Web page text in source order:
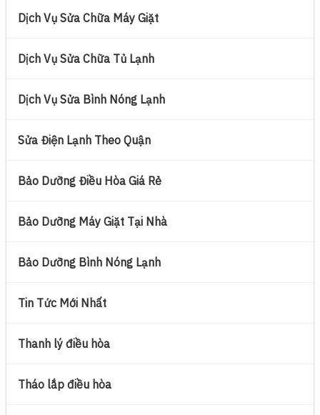
Dịch Vụ Sửa Chữa Máy Giặt
Dịch Vụ Sửa Chữa Tủ Lạnh
Dịch Vụ Sửa Bình Nóng Lạnh
Sửa Điện Lạnh Theo Quận
Bảo Dưỡng Điều Hòa Giá Rẻ
Bảo Dưỡng Máy Giặt Tại Nhà
Bảo Dưỡng Bình Nóng Lạnh
Tin Tức Mới Nhất
Thanh lý điều hòa
Tháo lắp điều hòa